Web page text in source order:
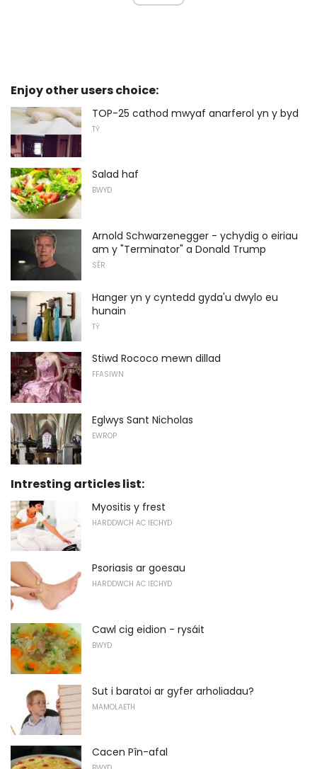
Enjoy other users choice:
TOP-25 cathod mwyaf anarferol yn y byd
TŶ
Salad haf
BWYD
Arnold Schwarzenegger - ychydig o eiriau
am y "Terminator" a Donald Trump
SÊR
Hanger yn y cyntedd gyda'u dwylo eu
hunain
TŶ
Stiwd Rococo mewn dillad
FFASIWN
Eglwys Sant Nicholas
EWROP
Intresting articles list:
Myositis y frest
HARDDWCH AC IECHYD
Psoriasis ar goesau
HARDDWCH AC IECHYD
Cawl cig eidion - rysáit
BWYD
Sut i baratoi ar gyfer arholiadau?
MAMOLAETH
Cacen Pîn-afal